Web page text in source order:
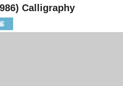
Calligraphy